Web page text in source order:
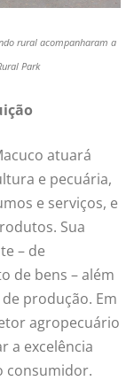
rural acompanharam a
Park
atuará
e pecuária,
e serviços, e
Sua
– de
de bens – além
produção. Em
agropecuário
a excelência
consumidor.